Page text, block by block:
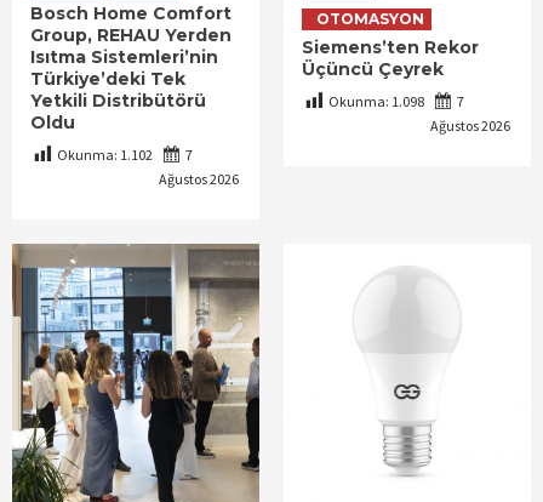
Bosch Home Comfort
Group, REHAU Yerden
Isıtma Sistemleri’nin
Türkiye’deki Tek
Yetkili Distribütörü
Oldu
Okunma: 1.102
7
Ağustos 2026
OTOMASYON
Siemens’ten Rekor
Üçüncü Çeyrek
Okunma: 1.098
7
Ağustos 2026